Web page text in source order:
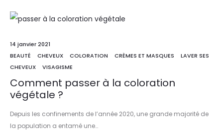
14 janvier 2021
BEAUTÉ
CHEVEUX COLORATION CRÈMES ET MASQUES
LAVER SES
CHEVEUX
VISAGISME
Comment passer à la coloration
végétale ?
Depuis les confinements de l’année 2020, une grande majorité de
la population a entamé une…